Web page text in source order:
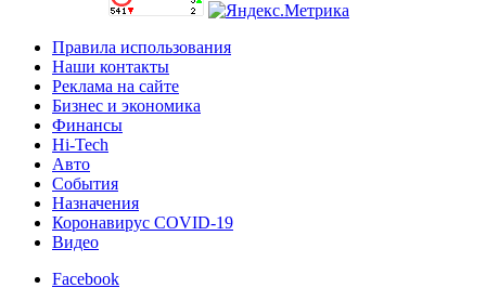
Правила использования
Наши контакты
Реклама на сайте
Бизнес и экономика
Финансы
Hi-Tech
Авто
События
Назначения
Коронавирус COVID-19
Видео
Facebook